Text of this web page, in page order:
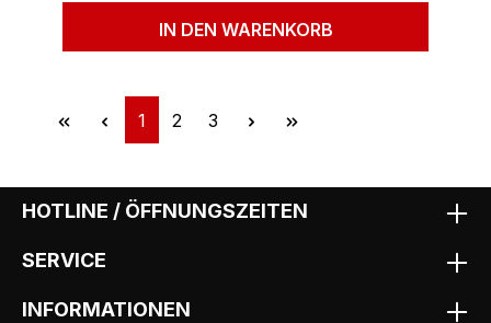
IN DEN WARENKORB
Seite
1 Seite
2 Seite
3
HOTLINE / ÖFFNUNGSZEITEN
SERVICE
INFORMATIONEN